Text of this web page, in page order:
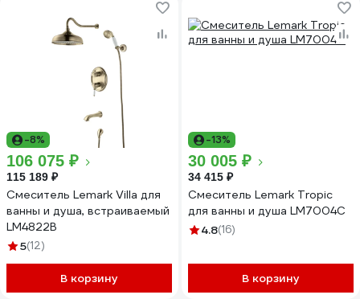
-8%
106 075 ₽
115 189 ₽
Смеситель Lemark Villa для
ванны и душа, встраиваемый
LM4822B
5(12)
В корзину
-13%
30 005 ₽
34 415 ₽
Смеситель Lemark Tropic
для ванны и душа LM7004C
4.8(16)
В корзину